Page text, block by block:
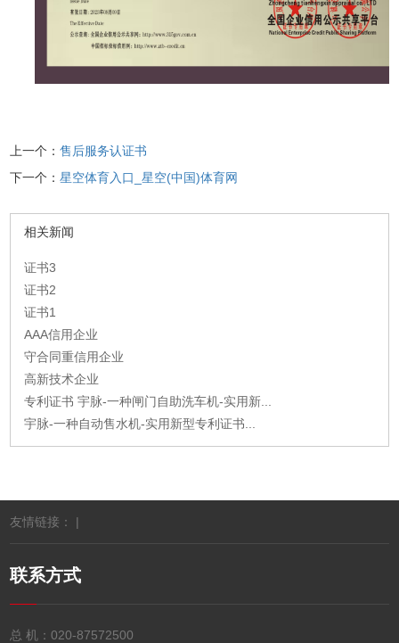
上一个：售后服务认证书
下一个：星空体育入口_星空(中国)体育网
相关新闻
证书3
证书2
证书1
AAA信用企业
守合同重信用企业
高新技术企业
专利证书 宇脉-一种闸门自助洗车机-实用新...
宇脉-一种自动售水机-实用新型专利证书...
友情链接： |
联系方式
总 机：020-87572500